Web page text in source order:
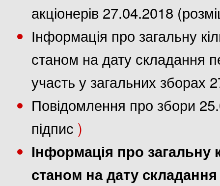
акціонерів 27.04.2018
Інформація про загальну
станом на дату складання
участь у загальних
Повідомлення про збори
підпис )
Інформація про загальну
станом на дату складання